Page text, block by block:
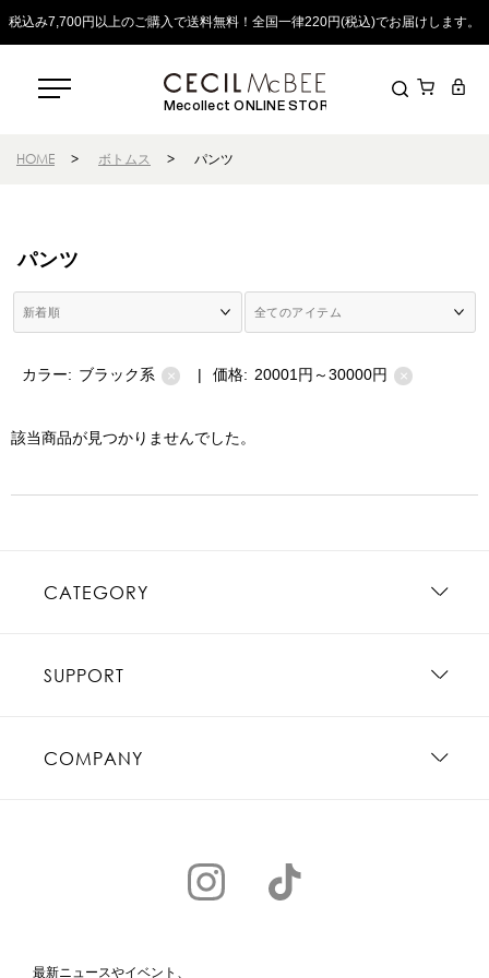
税込み7,700円以上のご購入で送料無料！全国一律220円(税込)でお届けします。
Mecollect ONLINE STORE
HOME > ボトムス > パンツ
パンツ
カラー: ブラック系 × | 価格: 20001円～30000円 ×
該当商品が見つかりませんでした。
CATEGORY
SUPPORT
COMPANY
最新ニュースやイベント、